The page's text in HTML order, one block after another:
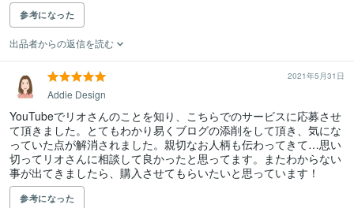
参考になった
出品者からの返信を読む
2021年5月31日
Addie Design
YouTubeでリオさんのことを知り、こちらでのサービスに応募させ
て頂きました。とてもわかり易くブログの添削をして頂き、気にな
っていた点が解消されました。親切なお人柄も伝わってきて…思い
切ってリオさんに相談して良かったと思ってます。またわからない
事が出てきましたら、購入させてもらいたいと思っています！
参考になった